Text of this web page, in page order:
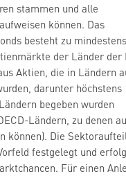
stammen und alle
können. Das
besteht zu
der Länder der
Aktien, die in Ländern
darunter höchstens
begeben wurden
Ländern, zu denen
können). Die
festgelegt und
Für einen